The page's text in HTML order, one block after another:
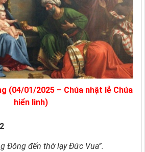
(04/01/2025 – Chúa nhật lễ Chúa
hiển linh)
Ðông đến thờ lạy Ðức Vua”.